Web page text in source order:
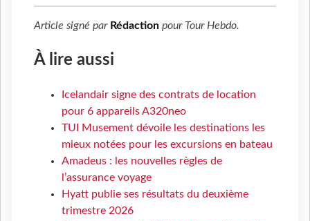
Article signé par Rédaction pour Tour Hebdo.
À lire aussi
Icelandair signe des contrats de location
pour 6 appareils A320neo
TUI Musement dévoile les destinations les
mieux notées pour les excursions en bateau
Amadeus : les nouvelles règles de
l’assurance voyage
Hyatt publie ses résultats du deuxième
trimestre 2026